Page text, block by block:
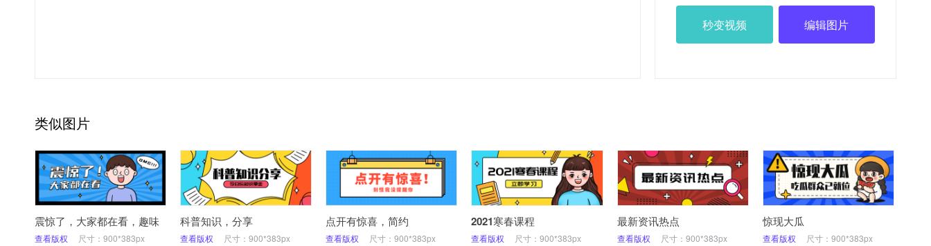
秒变视频 编辑图片
类似图片
震惊了，大家都在看，趣味
查看版权 尺寸：900*383px
科普知识，分享
查看版权 尺寸：900*383px
点开有惊喜，简约
查看版权 尺寸：900*383px
2021寒春课程
查看版权 尺寸：900*383px
最新资讯热点
查看版权 尺寸：900*383px
惊现大瓜
查看版权 尺寸：900*383px